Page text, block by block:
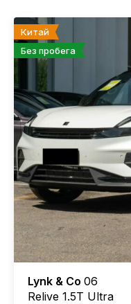
Китай
Без пробега
Lynk & Co 06
Relive 1.5T Ultra